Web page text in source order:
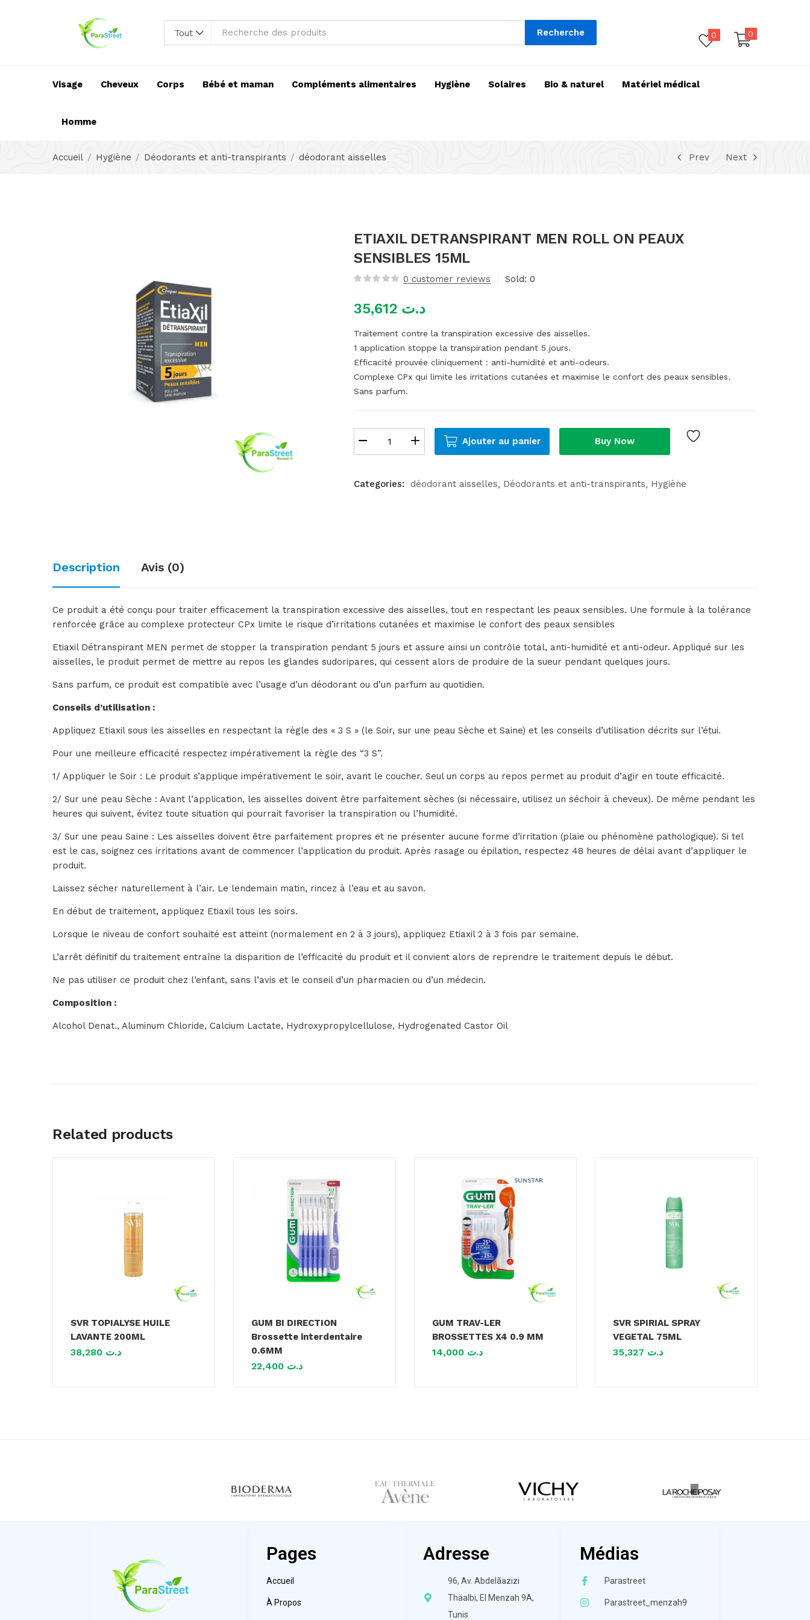
Tout Recherche 0 0
Visage Cheveux Corps Bébé et maman Compléments alimentaires Hygiène Solaires Bio & naturel Matériel médical
Homme
Accueil Hygiène Déodorants et anti-transpirants déodorant aisselles Prev Next
ETIAXIL DETRANSPIRANT MEN ROLL ON PEAUX
SENSIBLES 15ML
0 customer reviews Sold: 0
د.ت
Traitement contre la transpiration excessive des aisselles.
1 application stoppe la transpiration pendant 5 jours.
Efficacité prouvée cliniquement : anti-humidité et anti-odeurs.
Complexe CPx qui limite les irritations cutanées et maximise le confort des peaux sensibles.
Sans parfum.
Ajouter au panier Buy Now
Categories: déodorant aisselles Déodorants et anti-transpirants Hygiène
Description Avis (0)
Ce produit a été conçu pour traiter efficacement la transpiration excessive des aisselles, tout en respectant les peaux sensibles. Une formule à la tolérance
renforcée grâce au complexe protecteur CPx limite le risque d’irritations cutanées et maximise le confort des peaux sensibles
Etiaxil Détranspirant MEN permet de stopper la transpiration pendant 5 jours et assure ainsi un contrôle total, anti-humidité et anti-odeur. Appliqué sur les
aisselles, le produit permet de mettre au repos les glandes sudoripares, qui cessent alors de produire de la sueur pendant quelques jours.
Sans parfum, ce produit est compatible avec l’usage d’un déodorant ou d’un parfum au quotidien.
Conseils d’utilisation :
Appliquez Etiaxil sous les aisselles en respectant la règle des « 3 S » (le Soir, sur une peau Sèche et Saine) et les conseils d’utilisation décrits sur l’étui.
Pour une meilleure efficacité respectez impérativement la règle des “3 S”.
1/ Appliquer le Soir : Le produit s’applique impérativement le soir, avant le coucher. Seul un corps au repos permet au produit d’agir en toute efficacité.
2/ Sur une peau Sèche : Avant l’application, les aisselles doivent être parfaitement sèches (si nécessaire, utilisez un séchoir à cheveux). De même pendant les
heures qui suivent, évitez toute situation qui pourrait favoriser la transpiration ou l’humidité.
3/ Sur une peau Saine : Les aisselles doivent être parfaitement propres et ne présenter aucune forme d’irritation (plaie ou phénomène pathologique). Si tel
est le cas, soignez ces irritations avant de commencer l’application du produit. Après rasage ou épilation, respectez 48 heures de délai avant d’appliquer le
produit.
Laissez sécher naturellement à l’air. Le lendemain matin, rincez à l’eau et au savon.
En début de traitement, appliquez Etiaxil tous les soirs.
Lorsque le niveau de confort souhaité est atteint (normalement en 2 à 3 jours), appliquez Etiaxil 2 à 3 fois par semaine.
L’arrêt définitif du traitement entraîne la disparition de l’efficacité du produit et il convient alors de reprendre le traitement depuis le début.
Ne pas utiliser ce produit chez l’enfant, sans l’avis et le conseil d’un pharmacien ou d’un médecin.
Composition :
Alcohol Denat., Aluminum Chloride, Calcium Lactate, Hydroxypropylcellulose, Hydrogenated Castor Oil
Related products
SVR TOPIALYSE HUILE
LAVANTE 200ML
د.ت
GUM BI DIRECTION
Brossette interdentaire
0.6MM
د.ت
GUM TRAV-LER
BROSSETTES X4 0.9 MM
د.ت
SVR SPIRIAL SPRAY
VEGETAL 75ML
د.ت
Pages
Accueil
À Propos
Adresse
96, Av. Abdelãazizi
Thäalbi, El Menzah 9A,
Tunis
Médias
Parastreet
Parastreet_menzah9